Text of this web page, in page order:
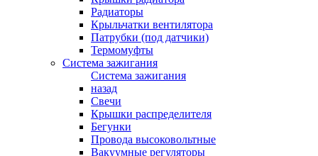
Радиаторы
Крыльчатки вентилятора
Патрубки (под датчики)
Термомуфты
Система зажигания
Система зажигания
назад
Свечи
Крышки распределителя
Бегунки
Провода высоковольтные
Вакуумные регуляторы